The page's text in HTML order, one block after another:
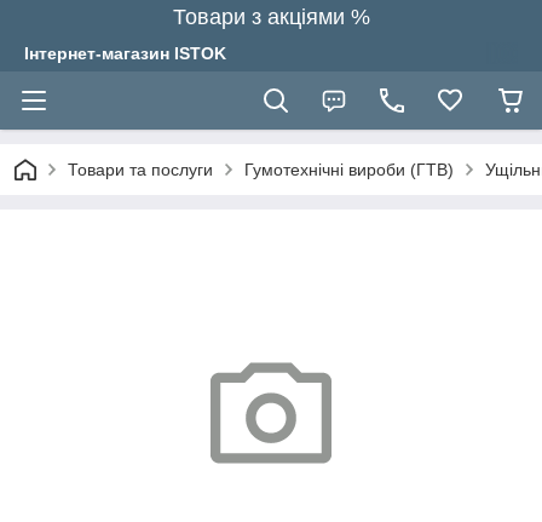
Товари з акціями %
Інтернет-магазин ISTOK
Товари та послуги Гумотехнічні вироби (ГТВ)